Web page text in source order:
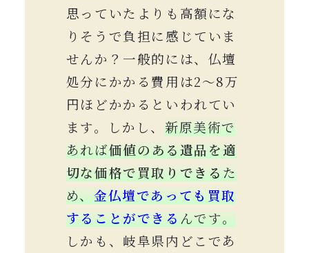
思っていたよりも高額にな
りそうで負担に感じていま
せんか？一般的には、仏壇
処分にかかる費用は2〜8万
円ほどかかるといわれてい
ます。しかし、 新原美術で
あれば価値のある遺品を適
切な価格で買取り できる た
め、金仏壇であっても買取
することができる んです。
しかも、岐阜県内どこであ